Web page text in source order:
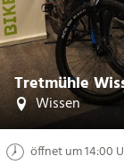
Tretmühle
Wissen
öffnet um 14:00